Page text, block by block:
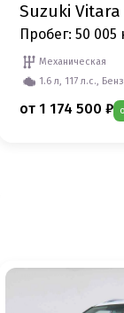
Suzuki Vitara
Пробег: 50 005
Механическая
1.6 л, 117 л.с.,
от 1 174 500 ₽